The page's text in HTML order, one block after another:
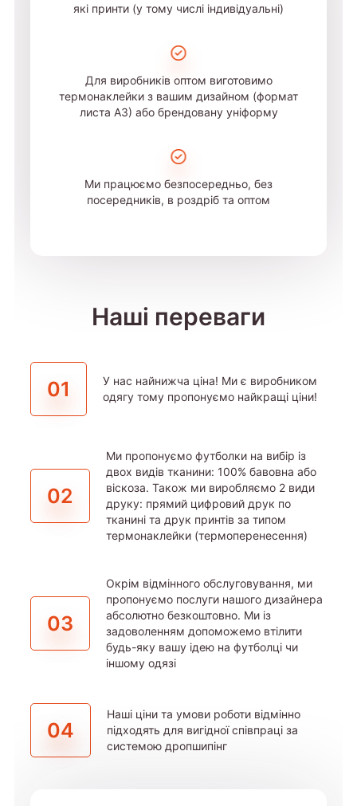
які принти (у тому числі індивідуальні)
Для виробників оптом виготовимо
термонаклейки з вашим дизайном (формат
листа А3) або брендовану уніформу
Ми працюємо безпосередньо, без
посередників, в роздріб та оптом
Наші переваги
01
У нас найнижча ціна! Ми є виробником
одягу тому пропонуємо найкращі ціни!
02
Ми пропонуємо футболки на вибір із
двох видів тканини: 100% бавовна або
віскоза. Також ми виробляємо 2 види
друку: прямий цифровий друк по
тканині та друк принтів за типом
термонаклейки (термоперенесення)
03
Окрім відмінного обслуговування, ми
пропонуємо послуги нашого дизайнера
абсолютно безкоштовно. Ми із
задоволенням допоможемо втілити
будь-яку вашу ідею на футболці чи
іншому одязі
04
Наші ціни та умови роботи відмінно
підходять для вигідної співпраці за
системою дропшипінг